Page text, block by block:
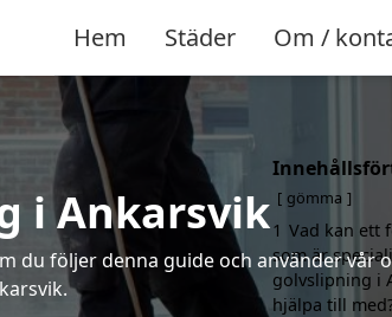
Hem Städer Om /
i Ankarsvik
du följer denna guide och använder vår
gömma
1 Vad kan ett
som är
golvslipning i
hjälpa till